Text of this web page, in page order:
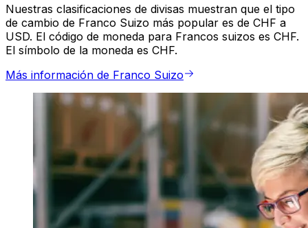
Nuestras clasificaciones de divisas muestran que el tipo
de cambio de Franco Suizo más popular es de CHF a
USD. El código de moneda para Francos suizos es CHF.
El símbolo de la moneda es CHF.
Más información de Franco Suizo